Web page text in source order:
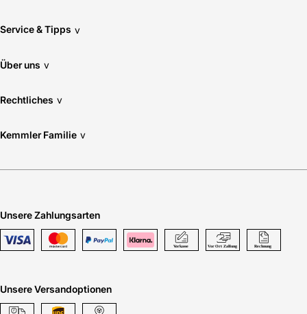
Service & Tipps v
Über uns v
Rechtliches v
Kemmler Familie v
Unsere Zahlungsarten
Unsere Versandoptionen